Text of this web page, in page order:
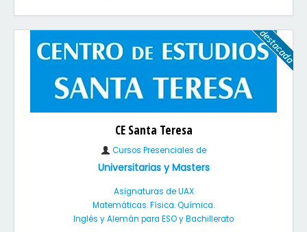
CE Santa Teresa
Cursos Presenciales de
Universitarias y Masters
Asignaturas de UAX
Matemáticas. Física. Química.
Inglés y Alemán para ESO y Bachillerato